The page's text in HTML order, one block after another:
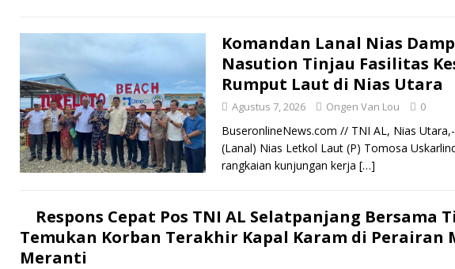
Komandan Lanal Nias
Nasution Tinjau Fasilitas
Rumput Laut di Nias Utara
Agustus 7, 2026 Ongen Van Lou 0
BuseronlineNews.com // TNI AL, Nias
(Lanal) Nias Letkol Laut (P) Tomosa
rangkaian kunjungan kerja […]
Respons Cepat Pos TNI AL Selatpanjang Bersama
Temukan Korban Terakhir Kapal Karam di Perairan
Meranti